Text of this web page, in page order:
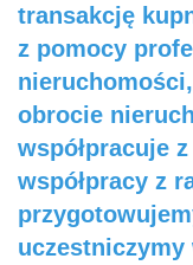
transakcję
z pomocy
obrocie
współpracuje
współpracy z
uczestniczymy